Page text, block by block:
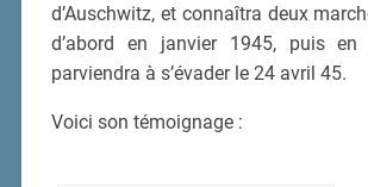
d’Auschwitz, et connaîtra deux
d’abord en janvier 1945, puis
parviendra à s’évader le 24 avril 45.
Voici son témoignage :